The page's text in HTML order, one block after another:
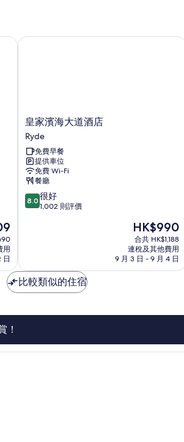
用
日
皇
家
濱
海
大
道
酒
店
Ryde
皇家濱海大道酒店
Ryde
免費早餐
提供車位
免費 Wi-Fi
餐廳
8.0
分
很
好，
1,002
評
評
8.0 很好
1,002 則評價
現
售
HK$990
HK$990
合共 HK$1,188
連稅及其他費用
9 月 3 日 - 9 月 4 日
皇家濱海大道酒店
比較類似的住宿
！